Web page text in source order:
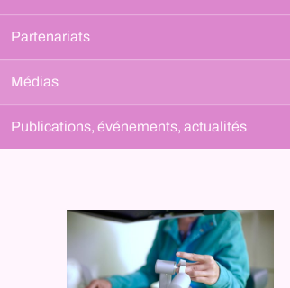
Partenariats
Médias
Publications, événements, actualités